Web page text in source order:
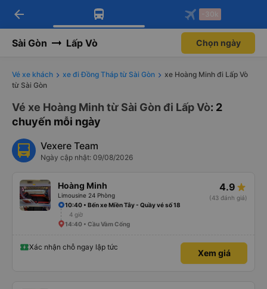
Tải app Vexere ngay!
Nhận ưu đãi thành viên độc
Mở app
Tải app Vexere
-30k/ghế khi đặt vé máy bay qua
Mở app
arrow_back -30k
Sài Gòn Lấp Vò Chọn ngày
Vé xe khách xe đi Đồng Tháp từ Sài Gòn
xe Hoàng Minh đi Lấp Vò
từ Sài Gòn
Vé xe Hoàng Minh từ Sài Gòn đi Lấp Vò: 2
chuyến mỗi ngày
Vexere Team
Ngày cập nhật: 09/08/2026
Hoàng Minh
Limousine 24 Phòng
4.9
(43 đánh giá)
10:40 • Bến xe Miền Tây - Quầy vé số 18
4 giờ
14:40 • Cầu Vàm Cống
Xác nhận chỗ ngay lập tức
Xem giá